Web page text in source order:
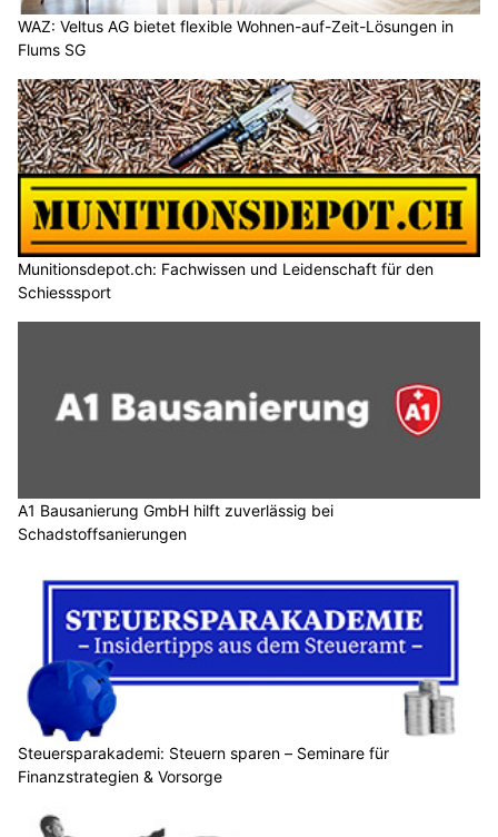
WAZ: Veltus AG bietet flexible Wohnen-auf-Zeit-Lösungen in
Flums SG
Munitionsdepot.ch: Fachwissen und Leidenschaft für den
Schiesssport
A1 Bausanierung GmbH hilft zuverlässig bei
Schadstoffsanierungen
Steuersparakademi: Steuern sparen – Seminare für
Finanzstrategien & Vorsorge